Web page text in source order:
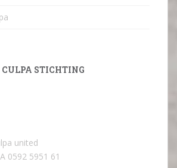
STICHTING
united
0592 5951 61